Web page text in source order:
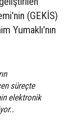
(GEKİS)
Yumaklı'nın
süreçte
elektronik